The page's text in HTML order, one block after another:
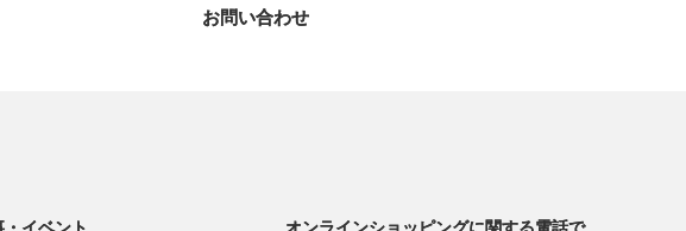
お問い合わせ
・イベント オンラインショッピングに関する電話で